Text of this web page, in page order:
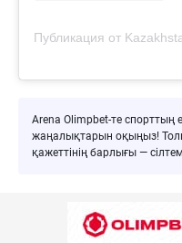
Arena Olimpbet-те
жаңалықтарын оқыңыз!
қажеттінің барлығы —